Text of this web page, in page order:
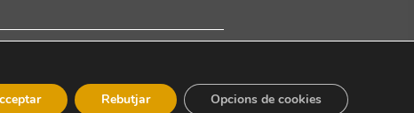
Rebutjar Opcions de cookies